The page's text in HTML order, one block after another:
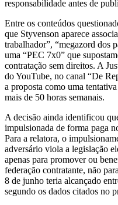
responsabilidade antes de
Entre os conteúdos
que Styvenson aparece
trabalhador”, “megazord dos
uma “PEC 7x0” que
contratação sem direitos. A
do YouTube, no canal “De
a proposta como uma
mais de 50 horas semanais.
A decisão ainda identificou
impulsionada de forma paga
Para a relatora, o
adversário viola a legislação
apenas para promover ou
federação contratante, não
8 de junho teria alcançado
segundo os dados citados no